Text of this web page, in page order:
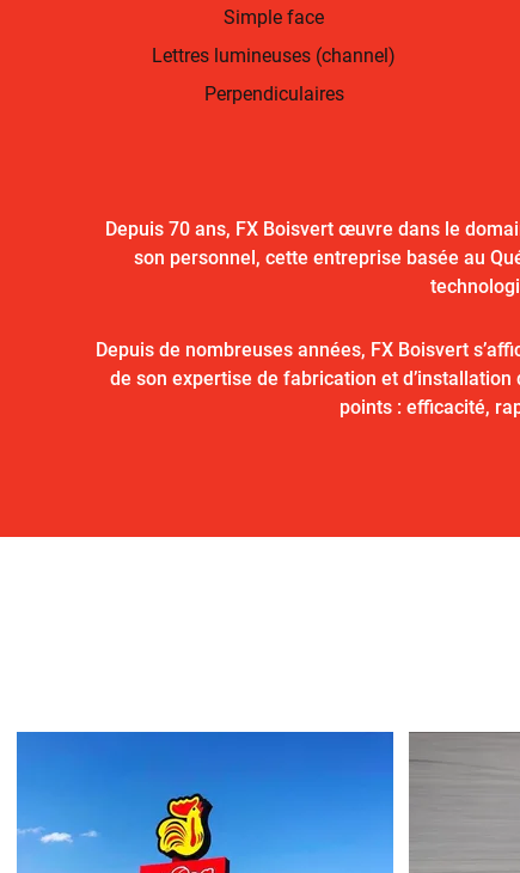
Simple face
Lettres lumineuses (channel)
Perpendiculaires
Depuis 70 ans, FX Boisvert œuvre dans le
son personnel, cette entreprise basée au
Depuis de nombreuses années, FX Boisvert
de son expertise de fabrication et
points : efficacité,